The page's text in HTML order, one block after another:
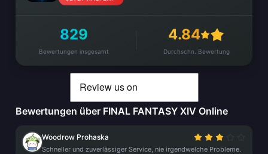
829
Bewertungen insgesamt
4.84
Durchschn. Bewertung
Bewertungen über FINAL FANTASY XIV Online
Woodrow Prohaska
Schneller und zuverlässiger Service, nie irgendwelche Probleme.